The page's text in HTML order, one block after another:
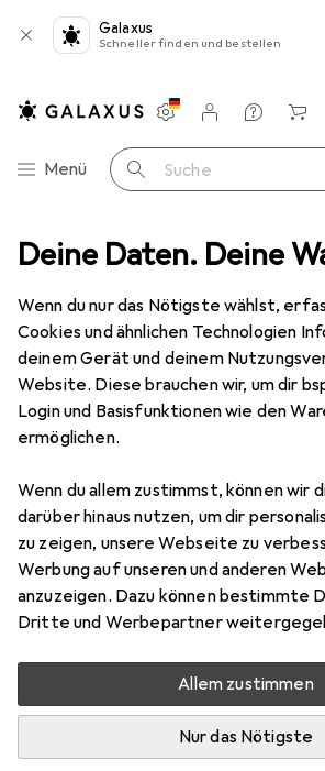
Deine Daten. Deine
Wenn du nur das Nötigste wählst,
Cookies und ähnlichen Technologien
deinem Gerät und deinem
Website. Diese brauchen wir, um dir
Login und Basisfunktionen wie den
ermöglichen.
Wenn du allem zustimmst, können wir
darüber hinaus nutzen, um dir
zu zeigen, unsere Webseite zu
Werbung auf unseren und anderen
anzuzeigen. Dazu können bestimmte
Dritte und Werbepartner
Allem zustimmen
Nur das Nötigste
Galaxus
Schneller finden und bestellen
Navigation nach Kategorien
Menü Suche
Einstellungen
Kundenkonto
Vergleichslisten
Merklisten
Warenkorb
RS PRO Electrical Safety
2 Bilder
RS PROElectrical Safety
1mx1mx3mm,Class 0
100 x 100 cm
Preis in EUR inkl. MwSt.
EUR
197,75
Bewertungen Marke
Mehr
Mehr als 10 Stück an Lager beim
Lieferort angeben für genaue